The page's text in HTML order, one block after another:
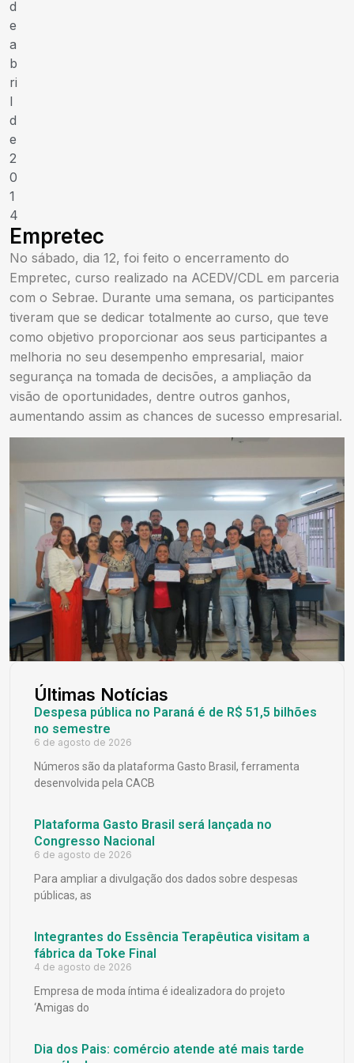
d
e
a
b
ri
l
d
e
2
0
1
4
Empretec
No sábado, dia 12, foi feito o encerramento do
Empretec, curso realizado na ACEDV/CDL em parceria
com o Sebrae. Durante uma semana, os participantes
tiveram que se dedicar totalmente ao curso, que teve
como objetivo proporcionar aos seus participantes a
melhoria no seu desempenho empresarial, maior
segurança na tomada de decisões, a ampliação da
visão de oportunidades, dentre outros ganhos,
aumentando assim as chances de sucesso empresarial.
Últimas Notícias
Despesa pública no Paraná é de R$ 51,5 bilhões
no semestre
6 de agosto de 2026
Números são da plataforma Gasto Brasil, ferramenta
desenvolvida pela CACB
Plataforma Gasto Brasil será lançada no
Congresso Nacional
6 de agosto de 2026
Para ampliar a divulgação dos dados sobre despesas
públicas, as
Integrantes do Essência Terapêutica visitam a
fábrica da Toke Final
4 de agosto de 2026
Empresa de moda íntima é idealizadora do projeto
‘Amigas do
Dia dos Pais: comércio atende até mais tarde